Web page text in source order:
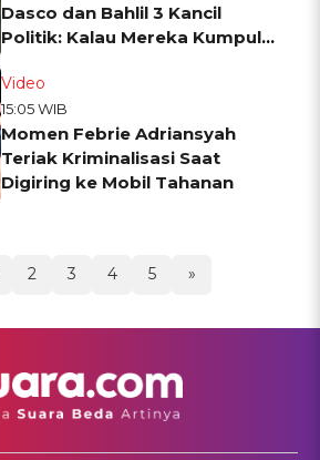
Dasco dan Bahlil 3 Kancil
Politik: Kalau Mereka Kumpul
Video
15:05 WIB
Momen Febrie Adriansyah
Teriak Kriminalisasi Saat
Digiring ke Mobil Tahanan
2 3 4 5 »